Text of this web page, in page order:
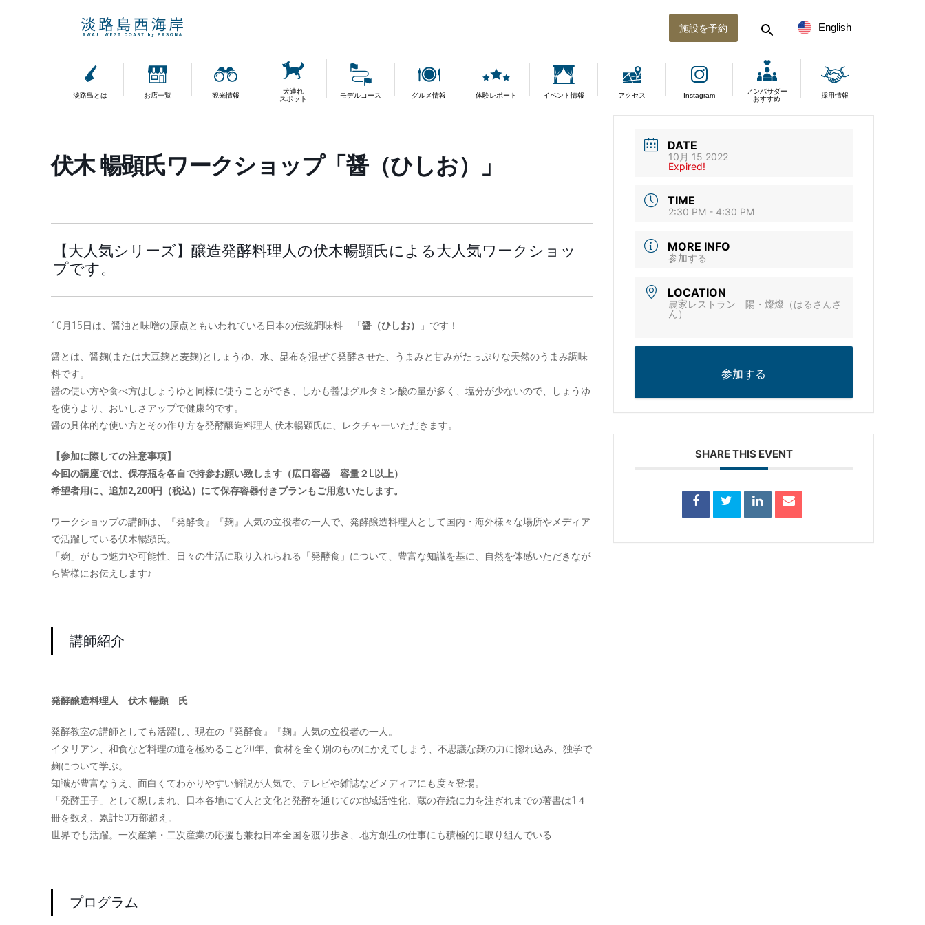
English
施設を予約
淡路島とは お店一覧 観光情報
犬連れ
スポット
モデルコース グルメ情報 体験レポート イベント情報 アクセス Instagram
アンバサダー
おすすめ
採用情報
伏木 暢顕氏ワークショップ「醤（ひしお）」
【大人気シリーズ】醸造発酵料理人の伏木暢顕氏による大人気ワークショッ
プです。
10月15日は、醤油と味噌の原点ともいわれている日本の伝統調味料 「 醤（ひしお） 」です！
醤とは、醤麹(または大豆麹と麦麹)としょうゆ、水、昆布を混ぜて発酵させた、うまみと甘みがたっぷりな天然のうまみ調味
料です。
醤の使い方や食べ方はしょうゆと同様に使うことができ、しかも醤はグルタミン酸の量が多く、塩分が少ないので、しょうゆ
を使うより、おいしさアップで健康的です。
醤の具体的な使い方とその作り方を発酵醸造料理人 伏木暢顕氏に、レクチャーいただきます。
【参加に際しての注意事項】
今回の講座では、保存瓶を各自で持参お願い致します（広口容器 容量２L以上）
希望者用に、追加2,200円（税込）にて保存容器付きプランもご用意いたします。
ワークショップの講師は、『発酵食』『麹』人気の立役者の一人で、発酵醸造料理人として国内・海外様々な場所やメディア
で活躍している伏木暢顕氏。
「麹」がもつ魅力や可能性、日々の生活に取り入れられる「発酵食」について、豊富な知識を基に、自然を体感いただきなが
ら皆様にお伝えします♪
講師紹介
発酵醸造料理人 伏木 暢顕 氏
発酵教室の講師としても活躍し、現在の『発酵食』『麹』人気の立役者の一人。
イタリアン、和食など料理の道を極めること20年、食材を全く別のものにかえてしまう、不思議な麹の力に惚れ込み、独学で
麹について学ぶ。
知識が豊富なうえ、面白くてわかりやすい解説が人気で、テレビや雑誌などメディアにも度々登場。
「発酵王子」として親しまれ、日本各地にて人と文化と発酵を通じての地域活性化、蔵の存続に力を注ぎれまでの著書は1４
冊を数え、累計50万部超え。
世界でも活躍。一次産業・二次産業の応援も兼ね日本全国を渡り歩き、地方創生の仕事にも積極的に取り組んでいる
プログラム
DATE
10月 15 2022
Expired!
TIME
2:30 PM - 4:30 PM
MORE INFO
参加する
LOCATION
農家レストラン 陽・燦燦（はるさんさ
ん）
参加する
SHARE THIS EVENT